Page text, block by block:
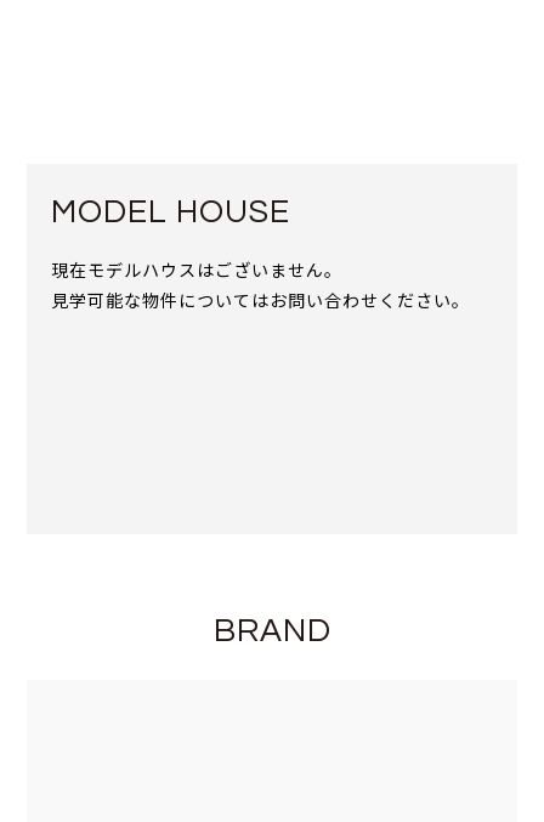
MODEL HOUSE
現在モデルハウスはございません。
見学可能な物件についてはお問い合わせください。
BRAND